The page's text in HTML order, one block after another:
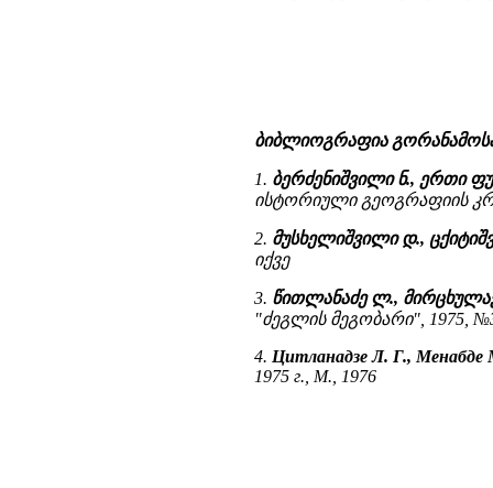
ბიბლიოგრაფია
1. ბერძენიშვილი ნ., ერთი
ისტორიული გეოგრაფიის
2. მუსხელიშვილი დ.,
იქვე
3. წითლანაძე ლ.,
"ძეგლის მეგობარი", 1975,
4. Цитланадзе Л. Г., Менабде
1975 г., М., 1976